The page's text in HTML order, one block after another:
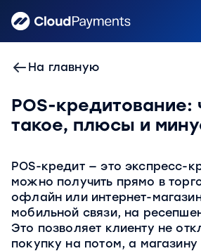
На главную
POS-кредитование:
такое, плюсы и
POS-кредит — это экспресс-
можно получить прямо в
офлайн или интернет-
мобильной связи, на
Это позволяет клиенту не
покупку на потом, а